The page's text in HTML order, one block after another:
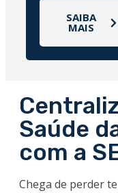
SAIBA
MAIS
Saúde
com a
Chega de perder